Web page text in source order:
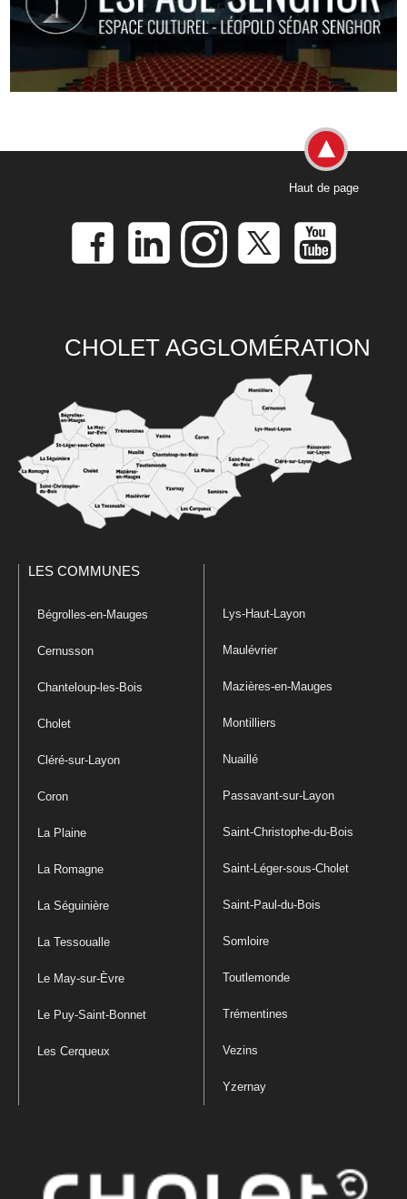
Haut de page
CHOLET AGGLOMÉRATION
LES COMMUNES
Bégrolles-en-Mauges
Cernusson
Chanteloup-les-Bois
Cholet
Cléré-sur-Layon
Coron
La Plaine
La Romagne
La Séguinière
La Tessoualle
Le May-sur-Èvre
Le Puy-Saint-Bonnet
Les Cerqueux
Lys-Haut-Layon
Maulévrier
Mazières-en-Mauges
Montilliers
Nuaillé
Passavant-sur-Layon
Saint-Christophe-du-Bois
Saint-Léger-sous-Cholet
Saint-Paul-du-Bois
Somloire
Toutlemonde
Trémentines
Vezins
Yzernay